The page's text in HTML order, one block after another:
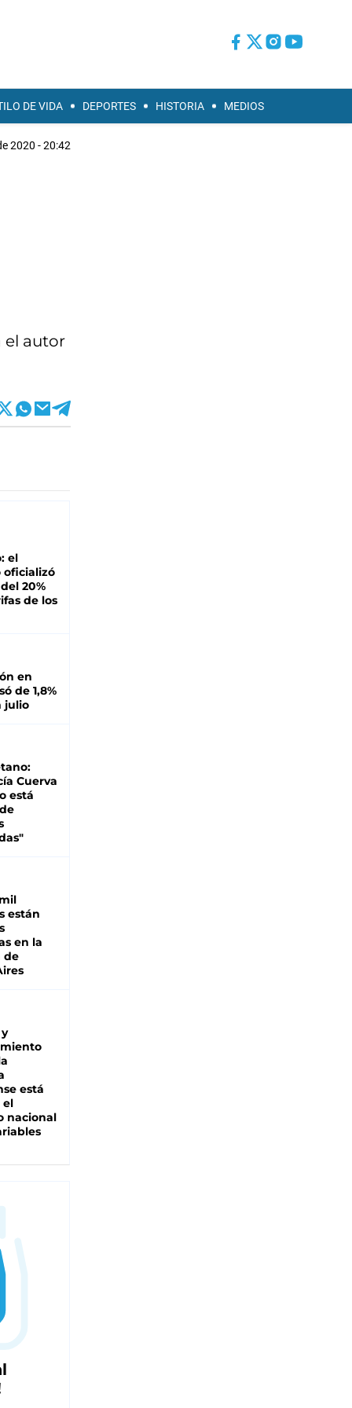
DE VIDA DEPORTES HISTORIA MEDIOS
2020 - 20:42
el autor
el
oficializó
20%
de los
en
de 1,8%
julio
Cuerva
está
están
en la
de
está
el
nacional